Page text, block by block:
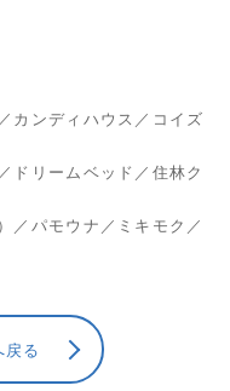
カンディハウス／コイズ
ドリームベッド／住林ク
／パモウナ／ミキモク／
戻る